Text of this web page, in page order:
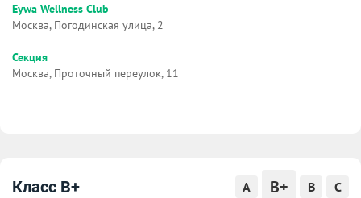
Eywa Wellness Club
Москва, Погодинская улица, 2
Секция
Москва, Проточный переулок, 11
Класс B+ A B+ B C